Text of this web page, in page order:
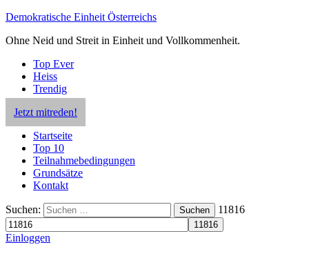
Demokratische Einheit Österreichs
Ohne Neid und Streit in Einheit und Vollkommenheit.
Top Ever
Heiss
Trendig
Jetzt mitreden!
Startseite
Top 10
Teilnahmebedingungen
Grundsätze
Kontakt
Suchen: Suchen 11816
Einloggen